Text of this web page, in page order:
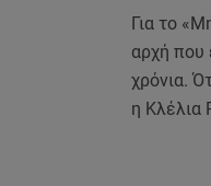
Για το
αρχή που
χρόνια.
η Κλέλια